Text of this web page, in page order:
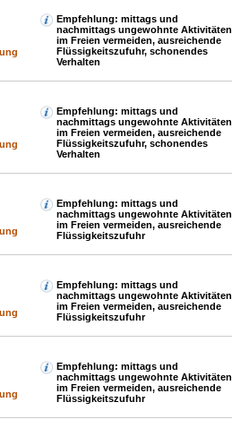
Empfehlung: mittags und
nachmittags ungewohnte Aktivitäten
im Freien vermeiden, ausreichende
Flüssigkeitszufuhr, schonendes
Verhalten
Empfehlung: mittags und
nachmittags ungewohnte Aktivitäten
im Freien vermeiden, ausreichende
Flüssigkeitszufuhr, schonendes
Verhalten
Empfehlung: mittags und
nachmittags ungewohnte Aktivitäten
im Freien vermeiden, ausreichende
Flüssigkeitszufuhr
Empfehlung: mittags und
nachmittags ungewohnte Aktivitäten
im Freien vermeiden, ausreichende
Flüssigkeitszufuhr
Empfehlung: mittags und
nachmittags ungewohnte Aktivitäten
im Freien vermeiden, ausreichende
Flüssigkeitszufuhr